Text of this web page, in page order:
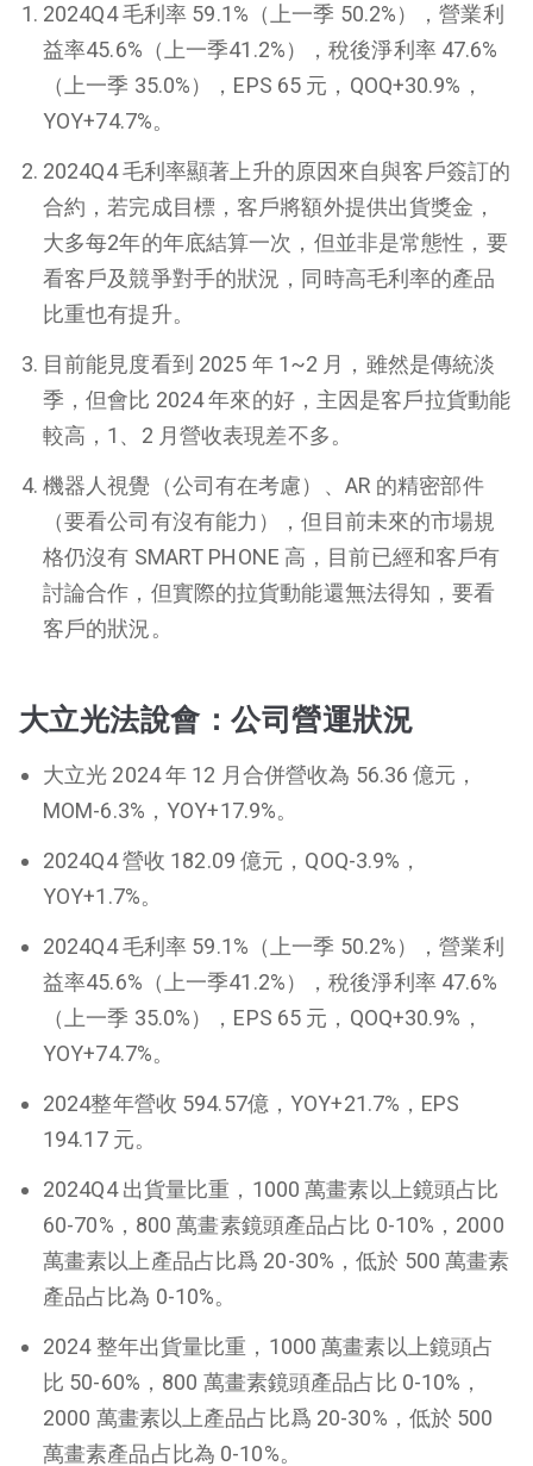
2024Q4 毛利率 59.1%（上一季 50.2%），營業利
益率45.6%（上一季41.2%），稅後淨利率 47.6%
（上一季 35.0%），EPS 65 元，QOQ+30.9%，
YOY+74.7%。
2024Q4 毛利率顯著上升的原因來自與客戶簽訂的
合約，若完成目標，客戶將額外提供出貨獎金，
大多每2年的年底結算一次，但並非是常態性，要
看客戶及競爭對手的狀況，同時高毛利率的產品
比重也有提升。
目前能見度看到 2025 年 1~2 月，雖然是傳統淡
季，但會比 2024 年來的好，主因是客戶拉貨動能
較高，1、2 月營收表現差不多。
機器人視覺（公司有在考慮）、AR 的精密部件
（要看公司有沒有能力），但目前未來的市場規
格仍沒有 SMART PHONE 高，目前已經和客戶有
討論合作，但實際的拉貨動能還無法得知，要看
客戶的狀況。
大立光法說會：公司營運狀況
大立光 2024 年 12 月合併營收為 56.36 億元，
MOM-6.3%，YOY+17.9%。
2024Q4 營收 182.09 億元，QOQ-3.9%，
YOY+1.7%。
2024Q4 毛利率 59.1%（上一季 50.2%），營業利
益率45.6%（上一季41.2%），稅後淨利率 47.6%
（上一季 35.0%），EPS 65 元，QOQ+30.9%，
YOY+74.7%。
2024整年營收 594.57億，YOY+21.7%，EPS
194.17 元。
2024Q4 出貨量比重，1000 萬畫素以上鏡頭占比
60-70%，800 萬畫素鏡頭產品占比 0-10%，2000
萬畫素以上產品占比爲 20-30%，低於 500 萬畫素
產品占比為 0-10%。
2024 整年出貨量比重，1000 萬畫素以上鏡頭占
比 50-60%，800 萬畫素鏡頭產品占比 0-10%，
2000 萬畫素以上產品占比爲 20-30%，低於 500
萬畫素產品占比為 0-10%。